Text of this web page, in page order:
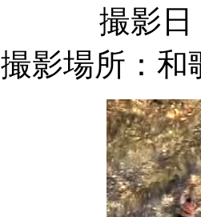
撮影日
撮影場所：和